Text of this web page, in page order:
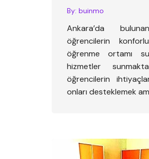
By: buinmo
Ankara’da
öğrencilerin
öğrenme ortamı
hizmetler
öğrencilerin
onları desteklemek